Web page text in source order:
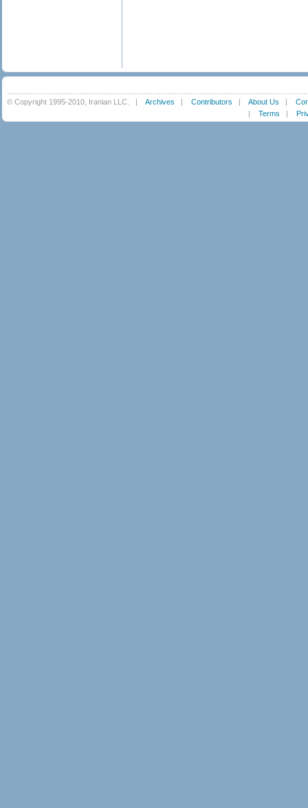
© Copyright 1995-2010, Iranian LLC. | Archives | Contributors | About Us |
| Terms |